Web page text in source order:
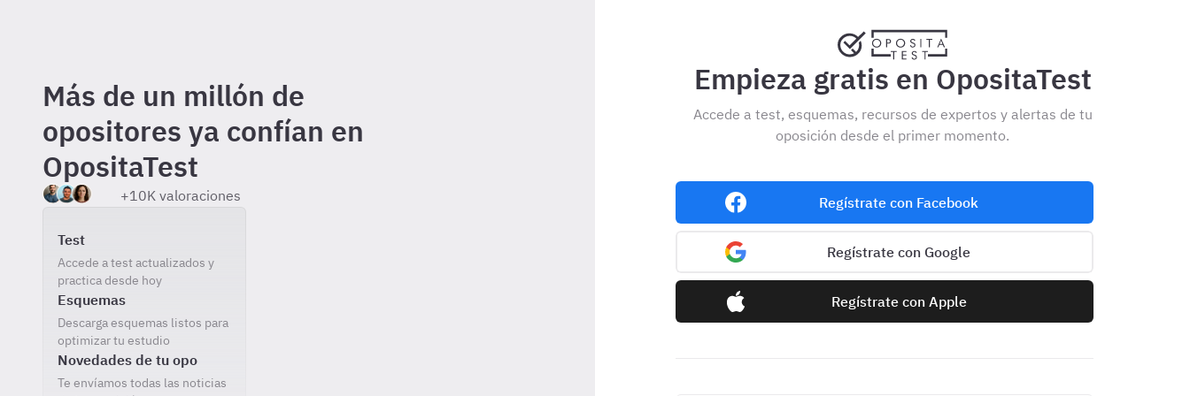
Empieza gratis en OpositaTest
Accede a test, esquemas, recursos de expertos y alertas de tu
oposición desde el primer momento.
Regístrate con Facebook
Regístrate con Google
Regístrate con Apple
Más de un millón de
opositores ya confían en
OpositaTest
+10K valoraciones
Incluido gratis al registrarte
Test
Accede a test actualizados y
practica desde hoy
Esquemas
Descarga esquemas listos para
optimizar tu estudio
Novedades de tu opo
Te envíamos todas las noticias